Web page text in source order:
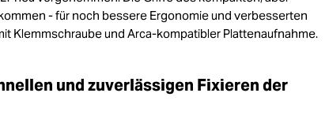
- für noch bessere Ergonomie und verbesserten
Klemmschraube und Arca-kompatibler Plattenaufnahme.
und zuverlässigen Fixieren der